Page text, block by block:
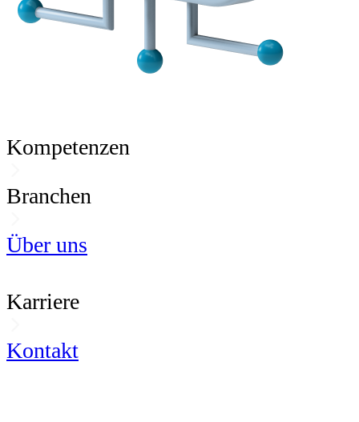
Kompetenzen
Branchen
Über uns
Karriere
Kontakt